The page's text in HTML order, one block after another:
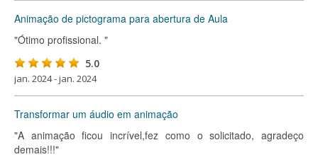
Animação de pictograma para abertura de Aula
"Ótimo profissional. "
5.0
jan. 2024 - jan. 2024
Transformar um áudio em animação
"A animação ficou incrível,fez como o solicitado, agradeço
demais!!!"